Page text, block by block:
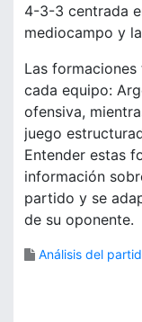
4-3-3 centrada
mediocampo y
Las
cada equipo:
ofensiva,
juego
Entender estas
información
partido y se
de su oponente.
Análisis del